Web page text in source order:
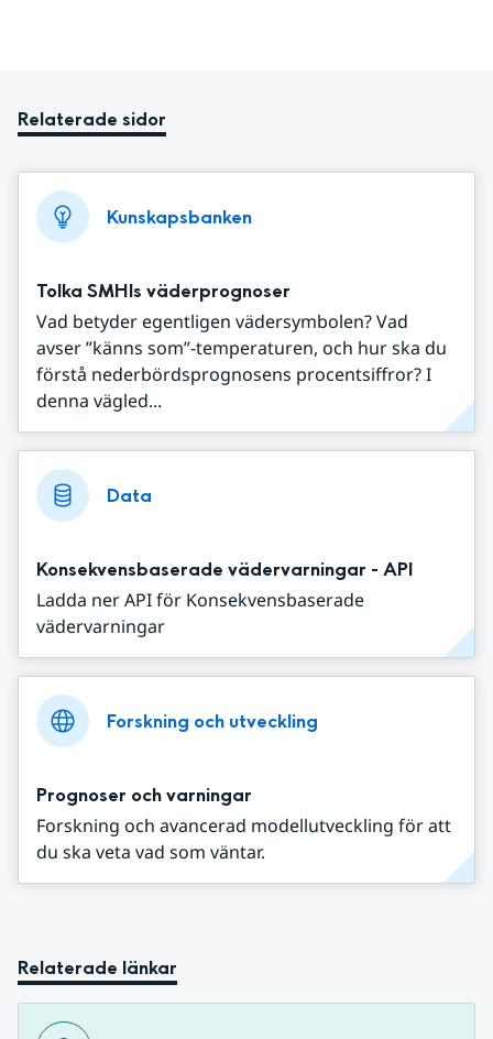
Relaterade sidor
Kunskapsbanken
Tolka SMHIs väderprognoser
Vad betyder egentligen vädersymbolen? Vad
avser ”känns som”-temperaturen, och hur ska du
förstå nederbördsprognosens procentsiffror? I
denna vägled...
Data
Konsekvensbaserade vädervarningar - API
Ladda ner API för Konsekvensbaserade
vädervarningar
Forskning och utveckling
Prognoser och varningar
Forskning och avancerad modellutveckling för att
du ska veta vad som väntar.
Relaterade länkar